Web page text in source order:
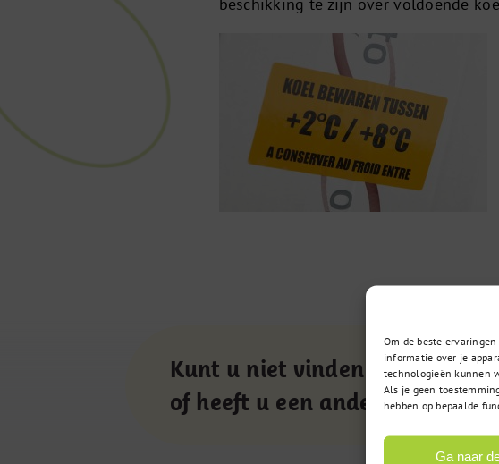
Om de beste
informatie over je
technologieën kunnen
Als je geen
hebben op bepaalde
Ga naar
Kunt u niet vinden wat u zoekt
of heeft u een andere vraag?